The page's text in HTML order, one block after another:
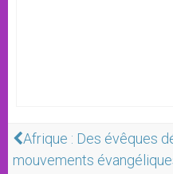
Afrique : Des évêques
mouvements